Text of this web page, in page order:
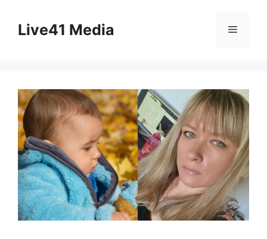
contentLive41 Media Menu